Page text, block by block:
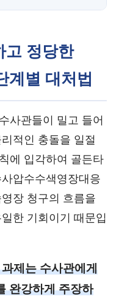
고 정당한
계별 대처법
사관들이 밀고 들어
적인 충돌을 일절
에 입각하여 골든타
압수수색영장대응
장 청구의 흐름을
한 기회이기 때문입
제는 수사관에게
완강하게 주장하